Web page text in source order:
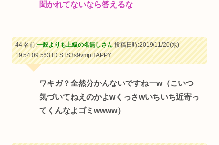
聞かれてないなら答えるな
44 名前:一般よりも上級の名無しさん投稿日時:2019/11/20(水)
19:54:09.563ID:STS3s9vmpHAPPY
ワキガ？全然分かんないですねーw（こいつ
気づいてねえのかよwくっさwいちいち近寄っ
てくんなよゴミwwww）